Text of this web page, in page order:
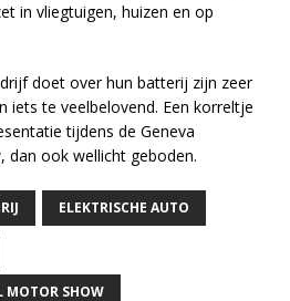
in vliegtuigen, huizen en op
doet over hun batterij zijn zeer
iets te veelbelovend. Een korreltje
tijdens de Geneva
ook wellicht geboden.
ELEKTRISCHE AUTO
MOTOR SHOW